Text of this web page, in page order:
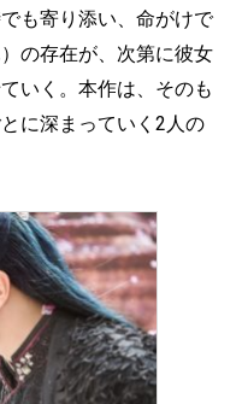
も寄り添い、命がけで
の存在が、次第に彼女
いく。本作は、そのも
に深まっていく2人の